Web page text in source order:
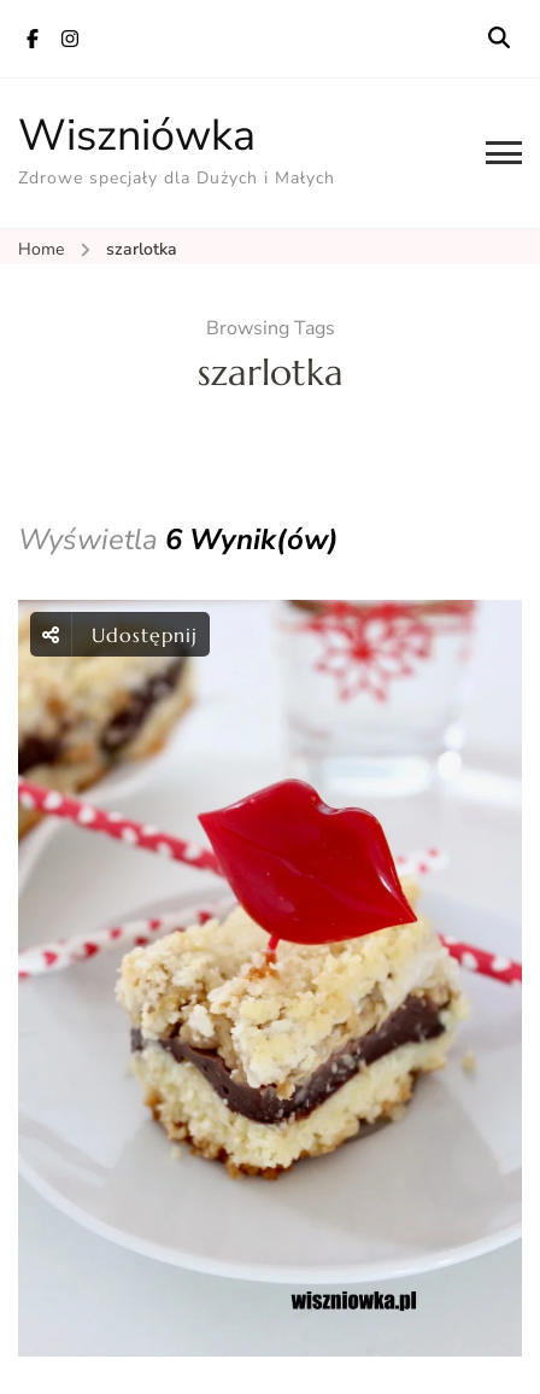
Wiszniówka
Zdrowe specjały dla Dużych i Małych
Home szarlotka
Browsing Tags
szarlotka
Wyświetla 6 Wynik(ów)
Udostępnij